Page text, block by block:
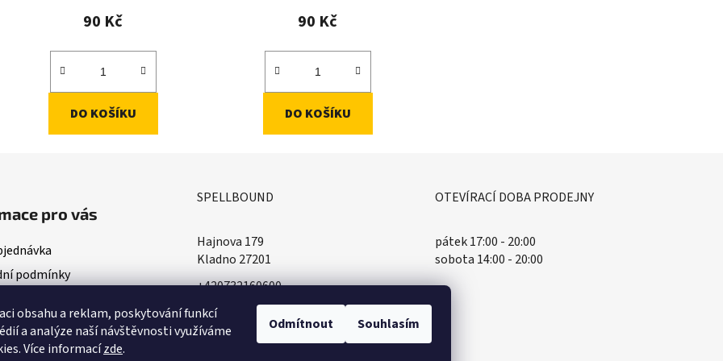
obsahu a reklam, poskytování funkcí
a analýze naší návštěvnosti využíváme
Více informacízde.
Odmítnout Souhlasím
90 Kč
DO KOŠÍKU
90 Kč
DO KOŠÍKU
pro vás
podmínky
ochrany osobních údajů
SPELLBOUND
Hajnova 179
Kladno 27201
+420732160600
​info@spellbound.cz
OTEVÍRACÍ DOBA PRODEJNY
pátek 17:00 - 20:00
sobota 14:00 - 20:00